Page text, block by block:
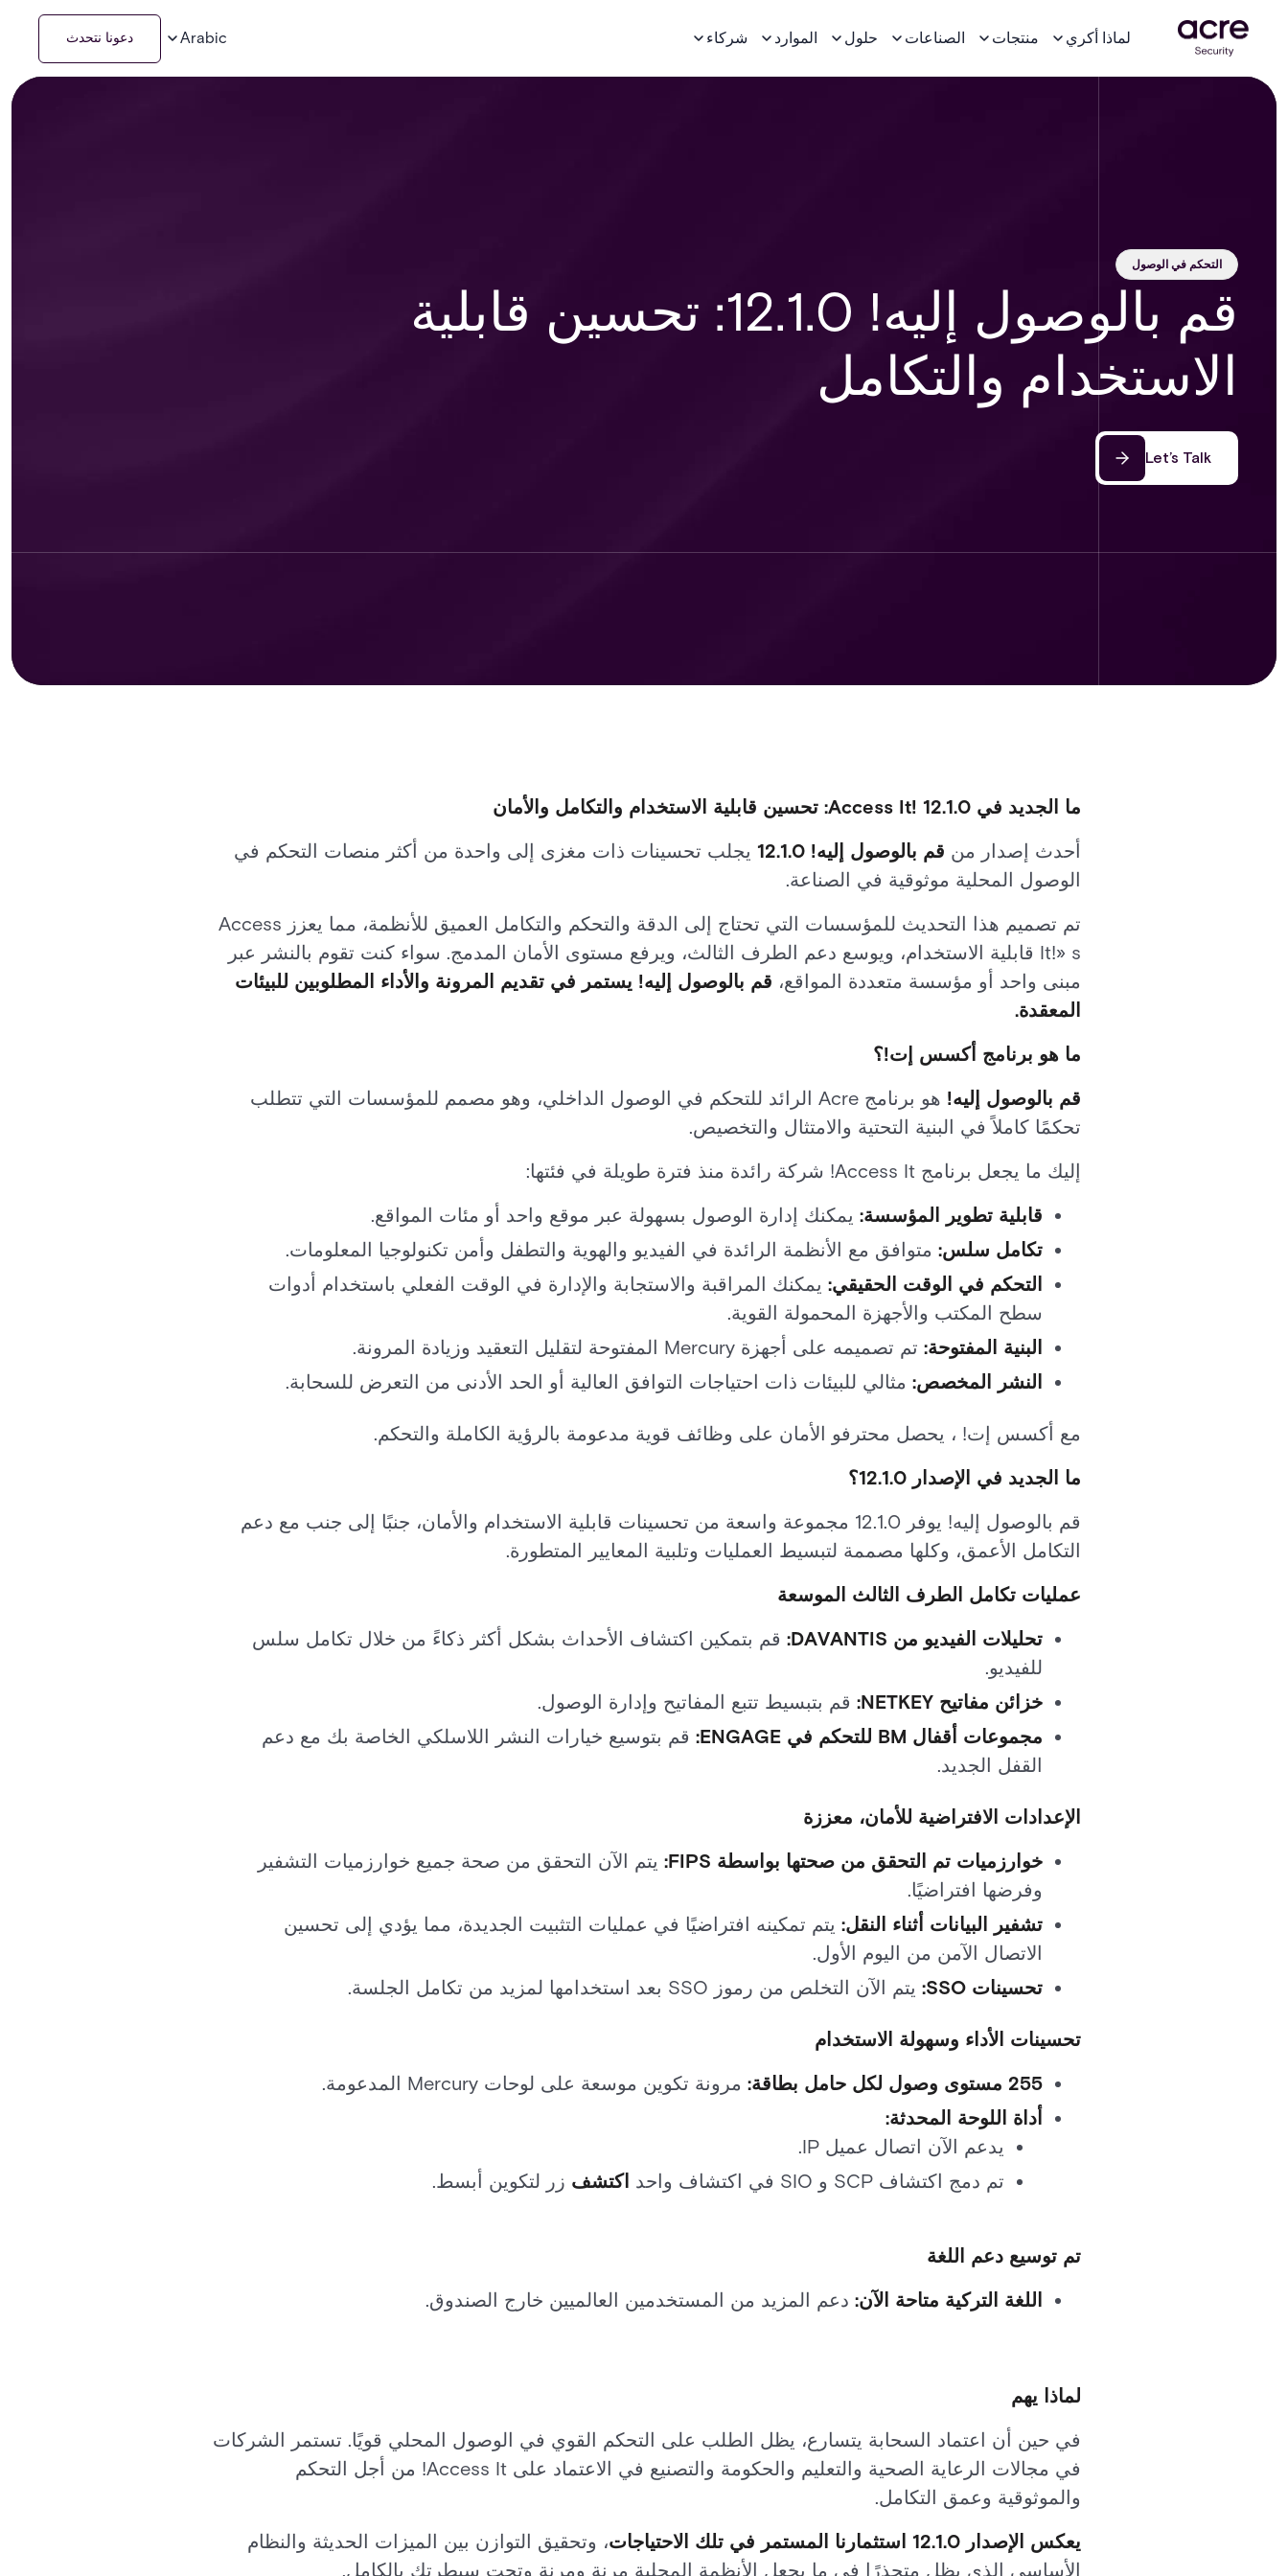
لماذا أكري منتجات الصناعات حلول الموارد شركاء Arabic دعونا نتحدث
التحكم في الوصول
قم بالوصول إليه! 12.1.0: تحسين قابلية
الاستخدام والتكامل
Let’s Talk
ما الجديد في Access It! 12.1.0: تحسين قابلية الاستخدام والتكامل والأمان
أحدث إصدار من قم بالوصول إليه! 12.1.0
يجلب تحسينات ذات مغزى إلى واحدة من أكثر منصات التحكم في
الوصول المحلية موثوقية في الصناعة.
تم تصميم هذا التحديث للمؤسسات التي تحتاج إلى الدقة والتحكم والتكامل العميق للأنظمة، مما يعزز Access
It!» s قابلية الاستخدام، ويوسع دعم الطرف الثالث، ويرفع مستوى الأمان المدمج. سواء كنت تقوم بالنشر عبر
مبنى واحد أو مؤسسة متعددة المواقع، قم بالوصول إليه! يستمر في تقديم المرونة والأداء المطلوبين للبيئات
المعقدة.
ما هو برنامج أكسس إت!؟
قم بالوصول إليه!
هو برنامج Acre الرائد للتحكم في الوصول الداخلي، وهو مصمم للمؤسسات التي تتطلب
تحكمًا كاملاً في البنية التحتية والامتثال والتخصيص.
إليك ما يجعل برنامج Access It! شركة رائدة منذ فترة طويلة في فئتها:
قابلية تطوير المؤسسة: يمكنك إدارة الوصول بسهولة عبر موقع واحد أو مئات المواقع.
تكامل سلس: متوافق مع الأنظمة الرائدة في الفيديو والهوية والتطفل وأمن تكنولوجيا المعلومات.
التحكم في الوقت الحقيقي: يمكنك المراقبة والاستجابة والإدارة في الوقت الفعلي باستخدام أدوات
سطح المكتب والأجهزة المحمولة القوية.
البنية المفتوحة: تم تصميمه على أجهزة Mercury المفتوحة لتقليل التعقيد وزيادة المرونة.
النشر المخصص: مثالي للبيئات ذات احتياجات التوافق العالية أو الحد الأدنى من التعرض للسحابة.
مع أكسس إت! ، يحصل محترفو الأمان على وظائف قوية مدعومة بالرؤية الكاملة والتحكم.
ما الجديد في الإصدار 12.1.0؟
قم بالوصول إليه! يوفر 12.1.0 مجموعة واسعة من تحسينات قابلية الاستخدام والأمان، جنبًا إلى جنب مع دعم
التكامل الأعمق، وكلها مصممة لتبسيط العمليات وتلبية المعايير المتطورة.
عمليات تكامل الطرف الثالث الموسعة
تحليلات الفيديو من DAVANTIS:
قم بتمكين اكتشاف الأحداث بشكل أكثر ذكاءً من خلال تكامل سلس
للفيديو.
خزائن مفاتيح NETKEY:
قم بتبسيط تتبع المفاتيح وإدارة الوصول.
مجموعات أقفال BM للتحكم في ENGAGE:
قم بتوسيع خيارات النشر اللاسلكي الخاصة بك مع دعم
القفل الجديد.
الإعدادات الافتراضية للأمان، معززة
خوارزميات تم التحقق من صحتها بواسطة FIPS:
يتم الآن التحقق من صحة جميع خوارزميات التشفير
وفرضها افتراضيًا.
تشفير البيانات أثناء النقل: يتم تمكينه افتراضيًا في عمليات التثبيت الجديدة، مما يؤدي إلى تحسين
الاتصال الآمن من اليوم الأول.
تحسينات SSO:
يتم الآن التخلص من رموز SSO بعد استخدامها لمزيد من تكامل الجلسة.
تحسينات الأداء وسهولة الاستخدام
255 مستوى وصول لكل حامل بطاقة:
مرونة تكوين موسعة على لوحات Mercury المدعومة.
أداة اللوحة المحدثة:
يدعم الآن اتصال عميل IP.
تم دمج اكتشاف SCP و SIO في اكتشاف واحد
اكتشف زر لتكوين أبسط.
تم توسيع دعم اللغة
اللغة التركية متاحة الآن: دعم المزيد من المستخدمين العالميين خارج الصندوق.
لماذا يهم
في حين أن اعتماد السحابة يتسارع، يظل الطلب على التحكم القوي في الوصول المحلي قويًا. تستمر الشركات
في مجالات الرعاية الصحية والتعليم والحكومة والتصنيع في الاعتماد على Access It! من أجل التحكم
والموثوقية وعمق التكامل.
يعكس الإصدار 12.1.0 استثمارنا المستمر في تلك الاحتياجات
، وتحقيق التوازن بين الميزات الحديثة والنظام
الأساسي الذي يظل متجذرًا في ما يجعل الأنظمة المحلية مرنة ومرنة وتحت سيطرتك بالكامل.